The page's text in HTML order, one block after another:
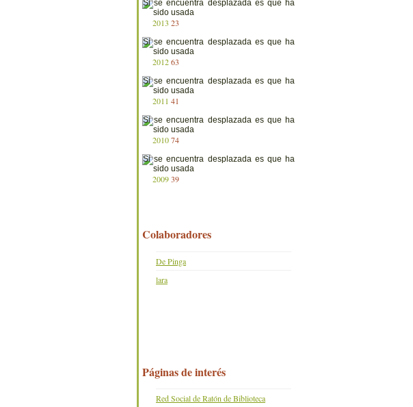
2013 23
201263
2011 41
201074
200939
Colaboradores
De Pinga
lara
Páginas de interés
Red Social de Ratón de Biblioteca